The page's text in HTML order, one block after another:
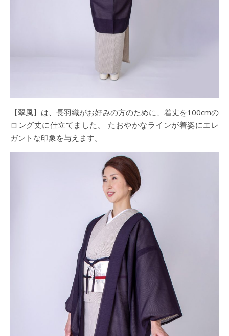
【翠風】は、長羽織がお好みの方のために、着丈を100cmの
ロング丈に仕立てました。 たおやかなラインが着姿にエレ
ガントな印象を与えます。